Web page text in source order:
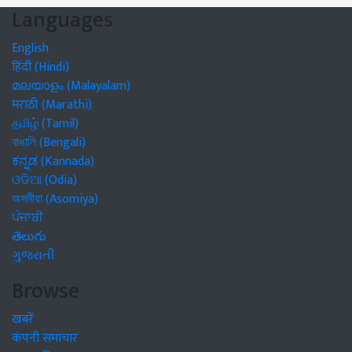
Languages
English
हिंदी (Hindi)
മലയാളം (Malayalam)
मराठी (Marathi)
தமிழ் (Tamil)
বাঙালি (Bengali)
ಕನ್ನಡ (Kannada)
ଓଡିଆ (Odia)
অসমীয়া (Asomiya)
ਪੰਜਾਬੀ
తెలుగు
ગુજરાતી
Browse
खबरें
कंपनी समाचार